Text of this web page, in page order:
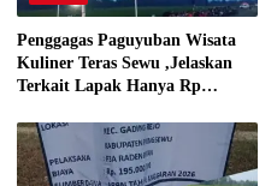
Penggagas Paguyuban Wisata
Kuliner Teras Sewu ,Jelaskan
Terkait Lapak Hanya Rp